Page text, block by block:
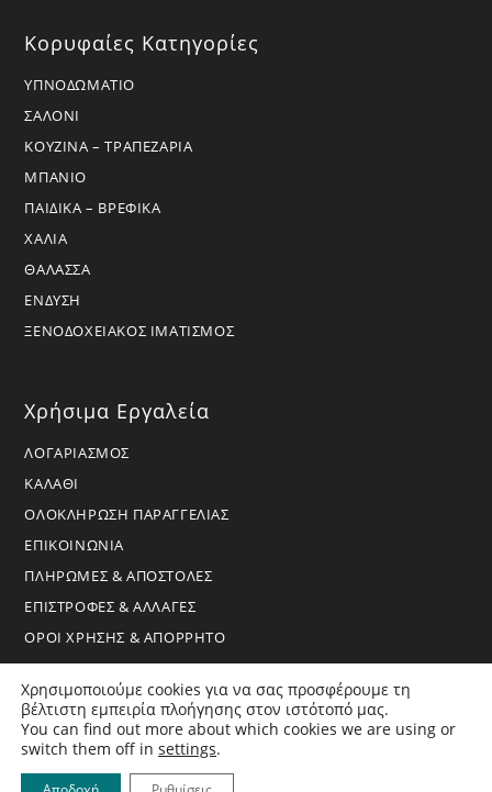
Κορυφαίες Κατηγορίες
ΥΠΝΟΔΩΜΑΤΙΟ
ΣΑΛΟΝΙ
ΚΟΥΖΙΝΑ – ΤΡΑΠΕΖΑΡΙΑ
ΜΠΑΝΙΟ
ΠΑΙΔΙΚΑ – ΒΡΕΦΙΚΑ
ΧΑΛΙΑ
ΘΑΛΑΣΣΑ
ΕΝΔΥΣΗ
ΞΕΝΟΔΟΧΕΙΑΚΟΣ ΙΜΑΤΙΣΜΟΣ
Χρήσιμα Εργαλεία
ΛΟΓΑΡΙΑΣΜΟΣ
ΚΑΛΑΘΙ
ΟΛΟΚΛΗΡΩΣΗ ΠΑΡΑΓΓΕΛΙΑΣ
ΕΠΙΚΟΙΝΩΝΙΑ
ΠΛΗΡΩΜΕΣ & ΑΠΟΣΤΟΛΕΣ
ΕΠΙΣΤΡΟΦΕΣ & ΑΛΛΑΓΕΣ
ΟΡΟΙ ΧΡΗΣΗΣ & ΑΠΟΡΡΗΤΟ
Copyright 2026 - BoraHome - All Rights Reserved
Χρησιμοποιούμε cookies για να σας προσφέρουμε τη
βέλτιστη εμπειρία πλοήγησης στον ιστότοπό μας.
You can find out more about which cookies we are using or
switch them off in settings.